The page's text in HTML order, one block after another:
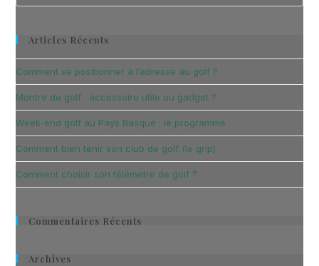
Articles Récents
Comment se positionner à l’adresse au golf ?
Montre de golf : accessoire utile ou gadget ?
Week-end golf au Pays Basque : le programme
Comment bien tenir son club de golf (le grip)
Comment choisir son télémètre de golf ?
Commentaires Récents
Archives